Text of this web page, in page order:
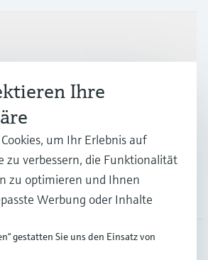
Ihre
um Ihr Erlebnis auf
zu verbessern, die Funktionalität
zu optimieren und Ihnen
Werbung oder Inhalte
gestatten Sie uns den Einsatz von